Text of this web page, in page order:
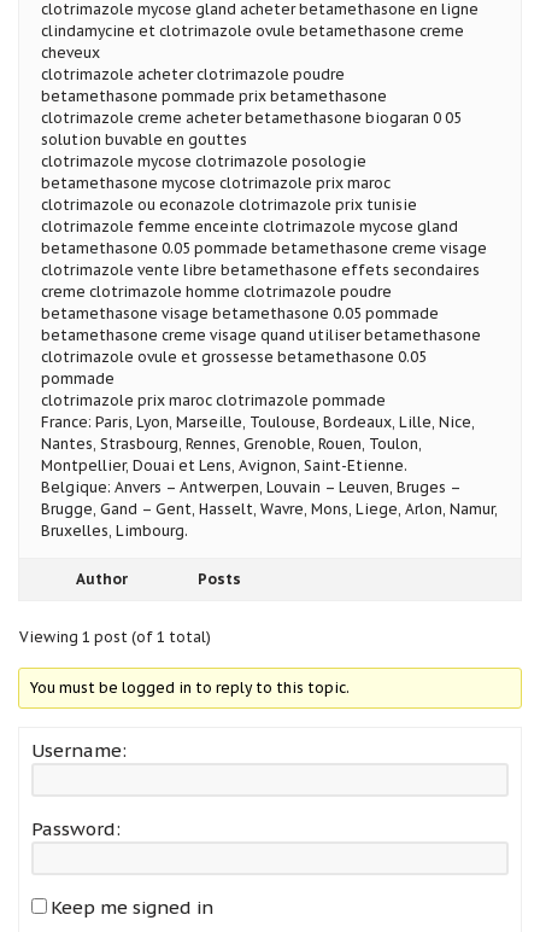
clotrimazole mycose gland acheter betamethasone en ligne
clindamycine et clotrimazole ovule betamethasone creme
cheveux
clotrimazole acheter clotrimazole poudre
betamethasone pommade prix betamethasone
clotrimazole creme acheter betamethasone biogaran 0 05
solution buvable en gouttes
clotrimazole mycose clotrimazole posologie
betamethasone mycose clotrimazole prix maroc
clotrimazole ou econazole clotrimazole prix tunisie
clotrimazole femme enceinte clotrimazole mycose gland
betamethasone 0.05 pommade betamethasone creme visage
clotrimazole vente libre betamethasone effets secondaires
creme clotrimazole homme clotrimazole poudre
betamethasone visage betamethasone 0.05 pommade
betamethasone creme visage quand utiliser betamethasone
clotrimazole ovule et grossesse betamethasone 0.05
pommade
clotrimazole prix maroc clotrimazole pommade
France: Paris, Lyon, Marseille, Toulouse, Bordeaux, Lille, Nice,
Nantes, Strasbourg, Rennes, Grenoble, Rouen, Toulon,
Montpellier, Douai et Lens, Avignon, Saint-Etienne.
Belgique: Anvers – Antwerpen, Louvain – Leuven, Bruges –
Brugge, Gand – Gent, Hasselt, Wavre, Mons, Liege, Arlon, Namur,
Bruxelles, Limbourg.
Author Posts
Viewing 1 post (of 1 total)
You must be logged in to reply to this topic.
Username:
Password:
Keep me signed in